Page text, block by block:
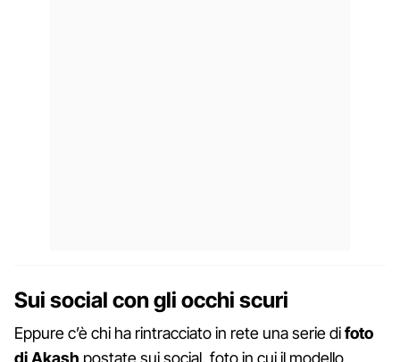
Sui social con gli occhi scuri
Eppure c’è chi ha rintracciato in rete una serie difoto
di Akash postate sui social, foto in cui il modello